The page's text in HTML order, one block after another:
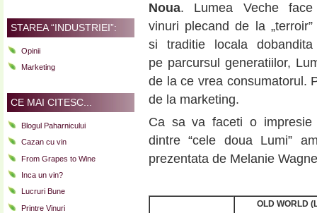
STAREA “INDUSTRIEI”:
Opinii
Marketing
CE MAI CITESC...
Blogul Paharnicului
Cazan cu vin
From Grapes to Wine
Inca un vin?
Lucruri Bune
Printre Vinuri
Noua. Lumea Veche face
vinuri plecand de la „terroir”
si traditie locala dobandita
pe parcursul generatiilor,
de la ce vrea consumatorul.
de la marketing.
Ca sa va faceti o impresie
dintre “cele doua Lumi”
prezentata de Melanie
OLD WORLD